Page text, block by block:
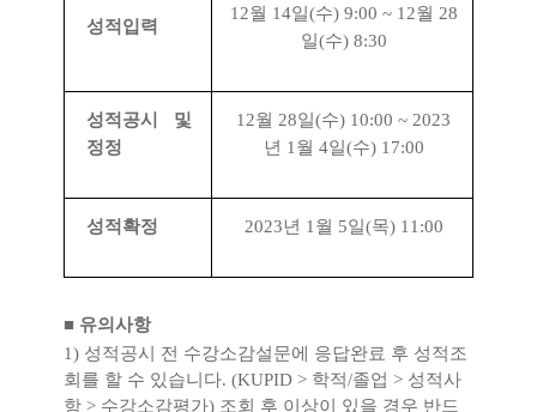
성적입력
12월 14일(수) 9:00 ~ 12월 28
일(수) 8:30
성적공시 및
정정
12월 28일(수) 10:00 ~ 2023
년 1 월 4일(수) 17:00
성적확정 2023년 1 월 5일(목) 11:00
■ 유의사항
1) 성적공시 전 수강소감설문에 응답완료 후 성적조
회를 할 수 있습니다. (KUPID > 학적/졸업 > 성적사
항 > 수강소감평가) 조회 후 이상이 있을 경우 반드